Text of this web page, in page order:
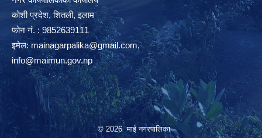
कोशी प्रदेश, शितली, इलाम
फोन नं. : 9852639111
इमेल:mainagarpalika@gmail.com,
info@maimun.gov.np
© 2026 माई नगरपालिका